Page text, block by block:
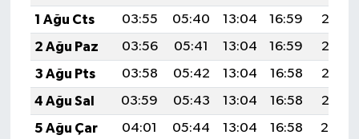
1 Ağu Cts
03:55 05:40 13:04 16:59
20:18
2 Ağu Paz
03:56 05:41 13:04 16:59
20:17
3 Ağu Pts
03:58 05:42 13:04 16:58
20:16
4 Ağu Sal
03:59 05:43 13:04 16:58
20:15
5 Ağu Çar
04:01 05:44 13:04 16:58
20:14